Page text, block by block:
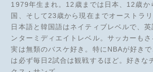
1979年生まれ。12歳までは日本、12歳か
国、そして23歳から現在までオーストラリ
日本語と韓国語はネイティブレベルで、
ンターミディエイトレベル。サッカーもさ
実は無類のバスケ好き。特にNBAが好き
は必ず毎日2試合は観戦するほど。好きな